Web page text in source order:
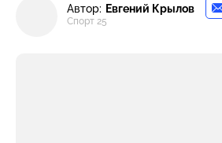
Автор: Евгений Крылов
Спорт 25